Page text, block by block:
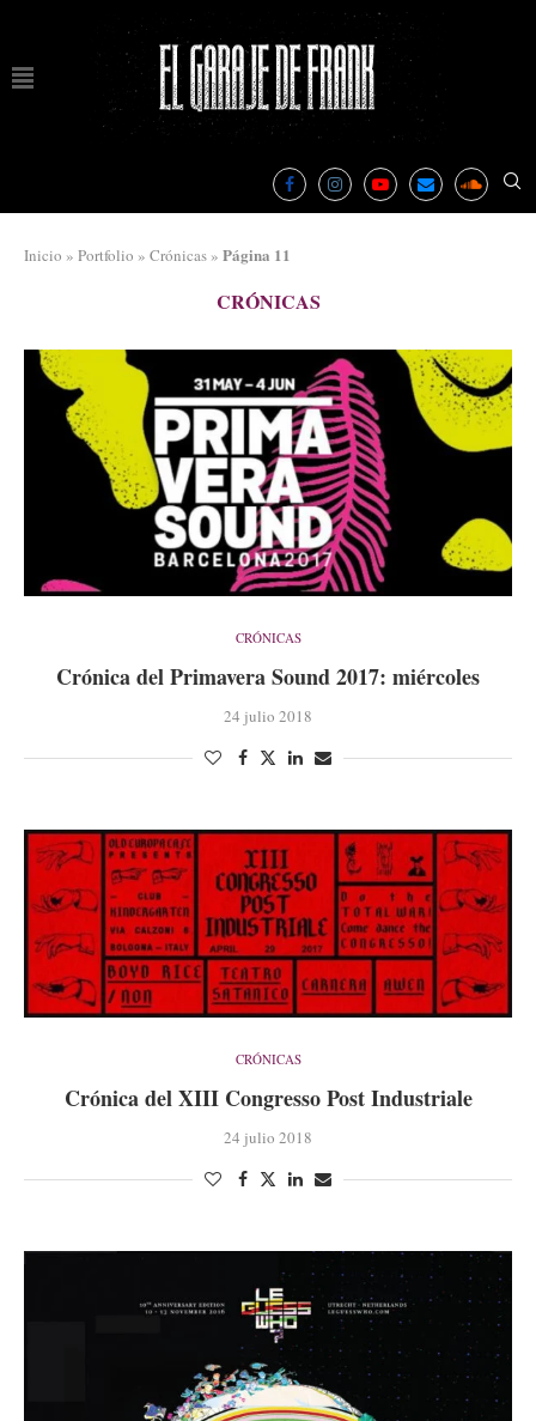
Inicio » Portfolio » Crónicas » Página 11
CRÓNICAS
CRÓNICAS
Crónica del Primavera Sound 2017: miércoles
24 julio 2018
CRÓNICAS
Crónica del XIII Congresso Post Industriale
24 julio 2018